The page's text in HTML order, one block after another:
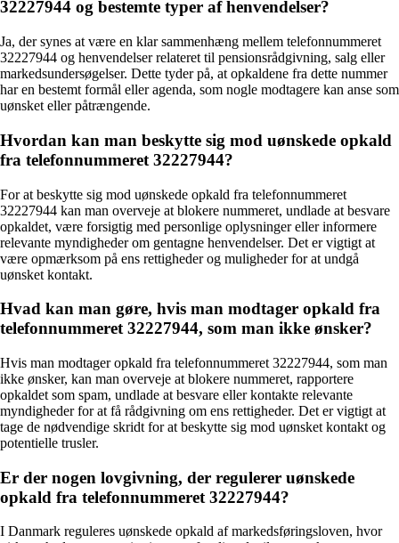
32227944 og bestemte typer af henvendelser?
Ja, der synes at være en klar sammenhæng mellem telefonnummeret
32227944 og henvendelser relateret til pensionsrådgivning, salg eller
markedsundersøgelser. Dette tyder på, at opkaldene fra dette nummer
har en bestemt formål eller agenda, som nogle modtagere kan anse som
uønsket eller påtrængende.
Hvordan kan man beskytte sig mod uønskede opkald
fra telefonnummeret 32227944?
For at beskytte sig mod uønskede opkald fra telefonnummeret
32227944 kan man overveje at blokere nummeret, undlade at besvare
opkaldet, være forsigtig med personlige oplysninger eller informere
relevante myndigheder om gentagne henvendelser. Det er vigtigt at
være opmærksom på ens rettigheder og muligheder for at undgå
uønsket kontakt.
Hvad kan man gøre, hvis man modtager opkald fra
telefonnummeret 32227944, som man ikke ønsker?
Hvis man modtager opkald fra telefonnummeret 32227944, som man
ikke ønsker, kan man overveje at blokere nummeret, rapportere
opkaldet som spam, undlade at besvare eller kontakte relevante
myndigheder for at få rådgivning om ens rettigheder. Det er vigtigt at
tage de nødvendige skridt for at beskytte sig mod uønsket kontakt og
potentielle trusler.
Er der nogen lovgivning, der regulerer uønskede
opkald fra telefonnummeret 32227944?
I Danmark reguleres uønskede opkald af markedsføringsloven, hvor